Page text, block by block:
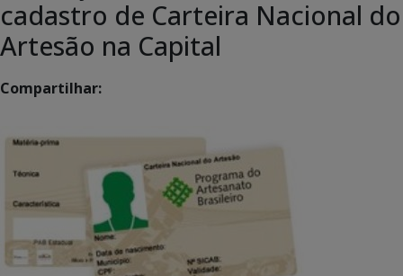
cadastro de Carteira Nacional do
Artesão na Capital
Compartilhar: